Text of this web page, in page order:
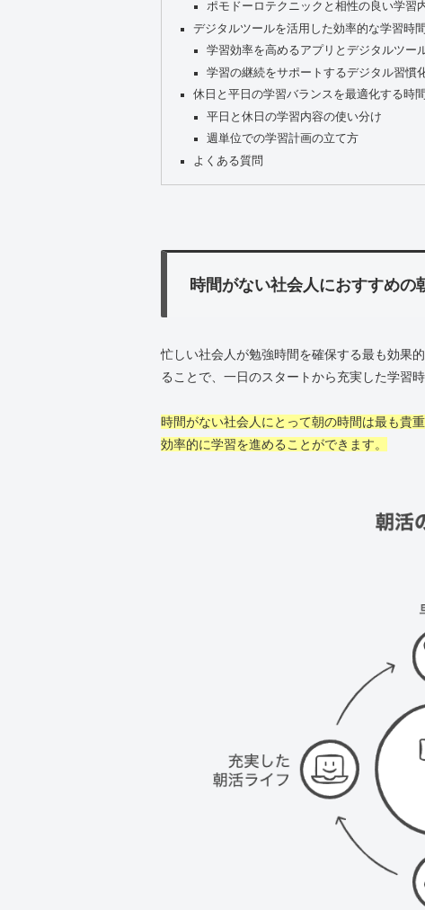
ポモドーロテクニックと相性の良い学習
デジタルツールを活用した効率的な学習時
学習効率を高めるアプリとデジタルツー
学習の継続をサポートするデジタル習慣
休日と平日の学習バランスを最適化する時
平日と休日の学習内容の使い分け
週単位での学習計画の立て方
よくある質問
時間がない社会人におすすめの
忙しい社会人が勉強時間を確保する最も効果
ることで、一日のスタートから充実した学習時
時間がない社会人にとって朝の時間は最も貴
効率的に学習を進めることができます。